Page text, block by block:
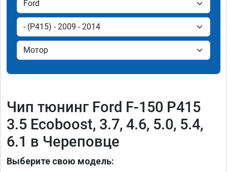
Чип тюнинг Ford F-150 P415
3.5 Ecoboost, 3.7, 4.6, 5.0, 5.4,
6.1 в Череповце
Выберите свою модель: